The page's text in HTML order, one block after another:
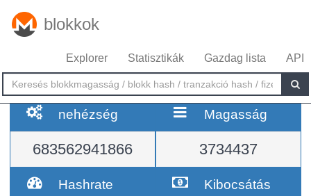
blokkok
Explorer Statisztikák Gazdag lista API
nehézség
683562941866
Magasság
3734437
Hashrate Kibocsátás